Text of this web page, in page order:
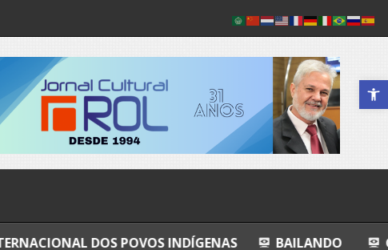
Abrir a
POVOS INDÍGENAS BAILANDO GRANDEZA